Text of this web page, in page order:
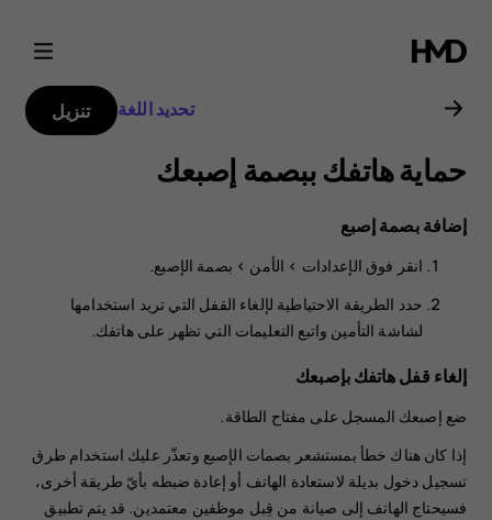
دليل
مستخدم
Nokia
G21
تحديد اللغة تنزيل
حماية هاتفك ببصمة إصبعك
إضافة بصمة إصبع
انقر فوق الإعدادات > الأمن > بصمة الإصبع.
حدد الطريقة الاحتياطية لإلغاء القفل التي تريد استخدامها
لشاشة التأمين واتبع التعليمات التي تظهر على هاتفك.
إلغاء قفل هاتفك بإصبعك
ضع إصبعك المسجل على مفتاح الطاقة.
إذا كان هناك خطأ بمستشعر بصمات الإصبع وتعذّر عليك استخدام طرق
تسجيل دخول بديلة لاستعادة الهاتف أو إعادة ضبطه بأيّ طريقة أخرى،
فسيحتاج الهاتف إلى صيانة من قِبل موظفين معتمدين.‬ قد يتم تطبيق